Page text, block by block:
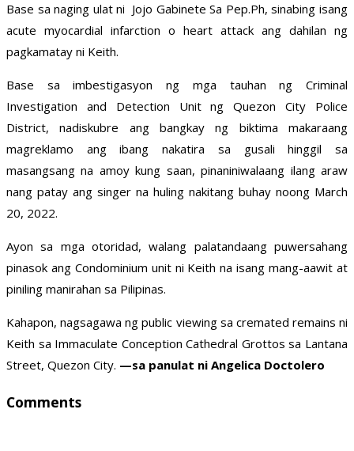
Base sa naging ulat ni Jojo Gabinete Sa Pep.Ph, sinabing isang
acute myocardial infarction o heart attack ang dahilan ng
pagkamatay ni Keith.
Base sa imbestigasyon ng mga tauhan ng Criminal
Investigation and Detection Unit ng Quezon City Police
District, nadiskubre ang bangkay ng biktima makaraang
magreklamo ang ibang nakatira sa gusali hinggil sa
masangsang na amoy kung saan, pinaniniwalaang ilang araw
nang patay ang singer na huling nakitang buhay noong March
20, 2022.
Ayon sa mga otoridad, walang palatandaang puwersahang
pinasok ang Condominium unit ni Keith na isang mang-aawit at
piniling manirahan sa Pilipinas.
Kahapon, nagsagawa ng public viewing sa cremated remains ni
Keith sa Immaculate Conception Cathedral Grottos sa Lantana
Street, Quezon City. —sa panulat ni Angelica Doctolero
Comments